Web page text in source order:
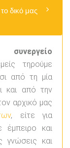
δικό μας
συνεργείο
τηρούμε
από τη μία
και από την
αρχικό μας
, είτε για
έμπειρο και
γνώσεις και